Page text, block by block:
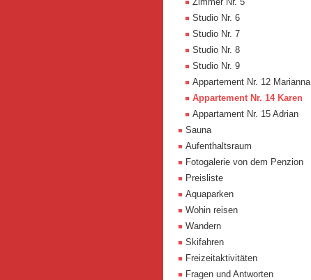
Studio Nr. 6
Studio Nr. 7
Studio Nr. 8
Studio Nr. 9
Appartement Nr. 12 Marianna
Appartement Nr. 14 Karen
Appartament Nr. 15 Adrian
Sauna
Aufenthaltsraum
Fotogalerie von dem Penzion
Preisliste
Aquaparken
Wohin reisen
Wandern
Skifahren
Freizeitaktivitäten
Fragen und Antworten